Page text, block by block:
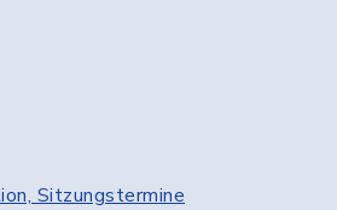
Sitzungstermine